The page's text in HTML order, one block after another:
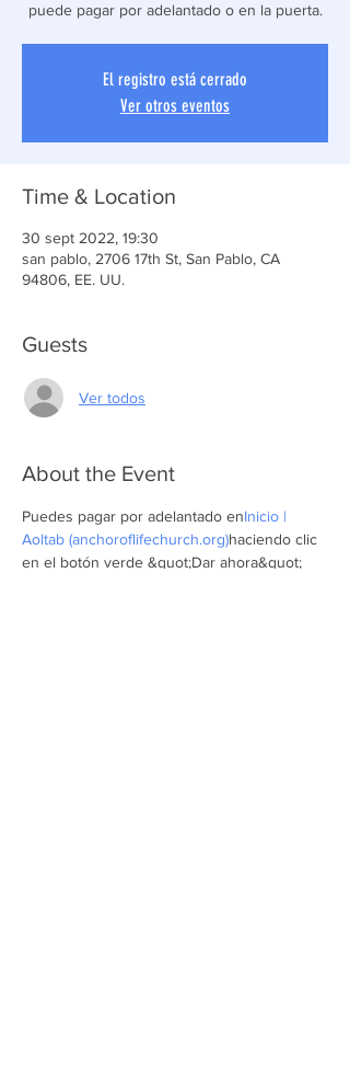
puede pagar por adelantado o en la puerta.
El registro está cerrado
Ver otros eventos
Time & Location
30 sept 2022, 19:30
san pablo, 2706 17th St, San Pablo, CA
94806, EE. UU.
Guests
Ver todos
About the Event
Puedes pagar por adelantado enInicio |
Aoltab (anchoroflifechurch.org)haciendo clic
en el botón verde &quot;Dar ahora&quot;